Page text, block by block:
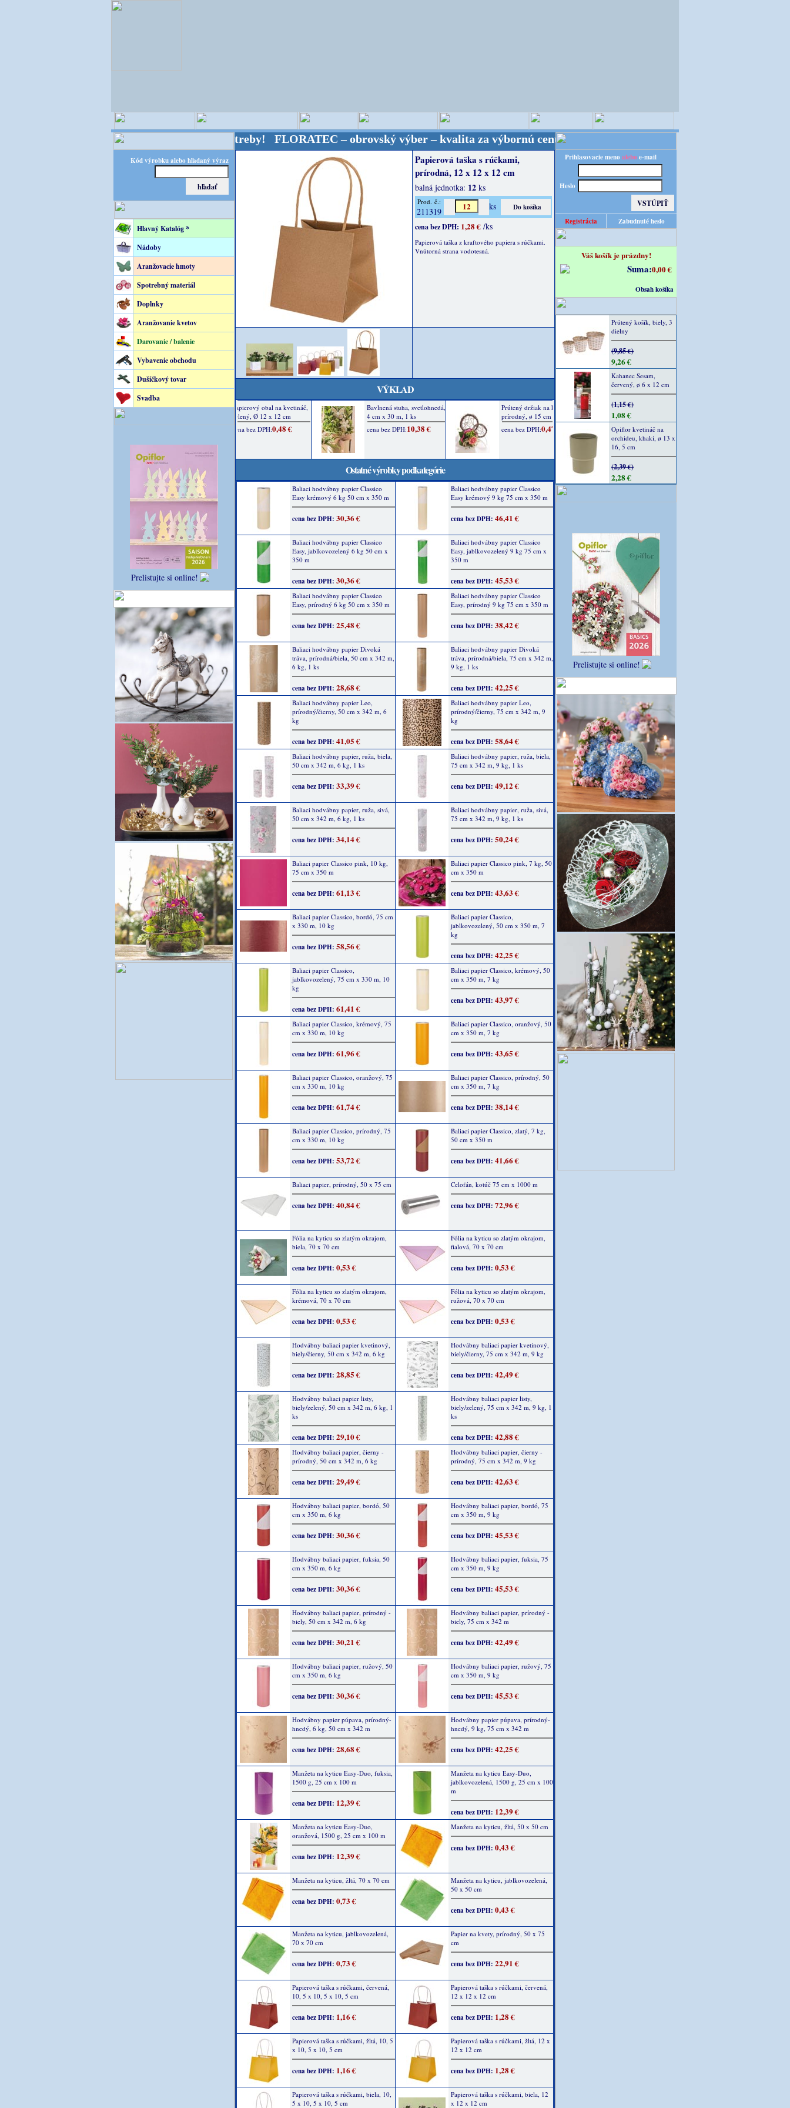
Kód výrobku alebo hľadaný výraz
Hlavný Katalóg *
Nádoby
Aranžovacie hmoty
Spotrebný materiál
Doplnky
Aranžovanie kvetov
Darovanie / balenie
Vybavenie obchodu
Dušičkový tovar
Svadba
Prelistujte si online!
– špecialista na floristické potreby! FLORATEC – obrovský výber – kvalita za výbornú cenu! Budete obslúľení z nášho nemeckého
Papierová taška s rúčkami,
prírodná, 12 x 12 x 12 cm
balná jednotka: 12 ks
Prod. č.:
211319 ks
cena bez DPH: 1,28 € /ks
Papierová taška z kraftového papiera s rúčkami.
Vnútorná strana vodotesná.
VÝKLAD
Ostatné výrobky podkategórie
Baliaci hodvábny papier Classico
Easy krémový 6 kg 50 cm x 350 m
cena bez DPH: 30,36 €
Baliaci hodvábny papier Classico
Easy krémový 9 kg 75 cm x 350 m
cena bez DPH: 46,41 €
Baliaci hodvábny papier Classico
Easy, jablkovozelený 6 kg 50 cm x
350 m
cena bez DPH: 30,36 €
Baliaci hodvábny papier Classico
Easy, jablkovozelený 9 kg 75 cm x
350 m
cena bez DPH: 45,53 €
Baliaci hodvábny papier Classico
Easy, prírodný 6 kg 50 cm x 350 m
cena bez DPH: 25,48 €
Baliaci hodvábny papier Classico
Easy, prírodný 9 kg 75 cm x 350 m
cena bez DPH: 38,42 €
Baliaci hodvábny papier Divoká
tráva, prírodná/biela, 50 cm x 342 m,
6 kg, 1 ks
cena bez DPH: 28,68 €
Baliaci hodvábny papier Divoká
tráva, prírodná/biela, 75 cm x 342 m,
9 kg, 1 ks
cena bez DPH: 42,25 €
Baliaci hodvábny papier Leo,
prírodný/čierny, 50 cm x 342 m, 6
kg
cena bez DPH: 41,05 €
Baliaci hodvábny papier Leo,
prírodný/čierny, 75 cm x 342 m, 9
kg
cena bez DPH: 58,64 €
Baliaci hodvábny papier, ruža, biela,
50 cm x 342 m, 6 kg, 1 ks
cena bez DPH: 33,39 €
Baliaci hodvábny papier, ruža, biela,
75 cm x 342 m, 9 kg, 1 ks
cena bez DPH: 49,12 €
Baliaci hodvábny papier, ruža, sivá,
50 cm x 342 m, 6 kg, 1 ks
cena bez DPH: 34,14 €
Baliaci hodvábny papier, ruža, sivá,
75 cm x 342 m, 9 kg, 1 ks
cena bez DPH: 50,24 €
Baliaci papier Classico pink, 10 kg,
75 cm x 350 m
cena bez DPH: 61,13 €
Baliaci papier Classico pink, 7 kg, 50
cm x 350 m
cena bez DPH: 43,63 €
Baliaci papier Classico, bordó, 75 cm
x 330 m, 10 kg
cena bez DPH: 58,56 €
Baliaci papier Classico,
jablkovozelený, 50 cm x 350 m, 7
kg
cena bez DPH: 42,25 €
Baliaci papier Classico,
jablkovozelený, 75 cm x 330 m, 10
kg
cena bez DPH: 61,41 €
Baliaci papier Classico, krémový, 50
cm x 350 m, 7 kg
cena bez DPH: 43,97 €
Baliaci papier Classico, krémový, 75
cm x 330 m, 10 kg
cena bez DPH: 61,96 €
Baliaci papier Classico, oranžový, 50
cm x 350 m, 7 kg
cena bez DPH: 43,65 €
Baliaci papier Classico, oranžový, 75
cm x 330 m, 10 kg
cena bez DPH: 61,74 €
Baliaci papier Classico, prírodný, 50
cm x 350 m, 7 kg
cena bez DPH: 38,14 €
Baliaci papier Classico, prírodný, 75
cm x 330 m, 10 kg
cena bez DPH: 53,72 €
Baliaci papier Classico, zlatý, 7 kg,
50 cm x 350 m
cena bez DPH: 41,66 €
Baliaci papier, prírodný, 50 x 75 cm
cena bez DPH: 40,84 €
Celofán, kotúč 75 cm x 1000 m
cena bez DPH: 72,96 €
Fólia na kyticu so zlatým okrajom,
biela, 70 x 70 cm
cena bez DPH: 0,53 €
Fólia na kyticu so zlatým okrajom,
fialová, 70 x 70 cm
cena bez DPH: 0,53 €
Fólia na kyticu so zlatým okrajom,
krémová, 70 x 70 cm
cena bez DPH: 0,53 €
Fólia na kyticu so zlatým okrajom,
ružová, 70 x 70 cm
cena bez DPH: 0,53 €
Hodvábny baliaci papier kvetinový,
biely/čierny, 50 cm x 342 m, 6 kg
cena bez DPH: 28,85 €
Hodvábny baliaci papier kvetinový,
biely/čierny, 75 cm x 342 m, 9 kg
cena bez DPH: 42,49 €
Hodvábny baliaci papier listy,
biely/zelený, 50 cm x 342 m, 6 kg, 1
ks
cena bez DPH: 29,10 €
Hodvábny baliaci papier listy,
biely/zelený, 75 cm x 342 m, 9 kg, 1
ks
cena bez DPH: 42,88 €
Hodvábny baliaci papier, čierny -
prírodný, 50 cm x 342 m, 6 kg
cena bez DPH: 29,49 €
Hodvábny baliaci papier, čierny -
prírodný, 75 cm x 342 m, 9 kg
cena bez DPH: 42,63 €
Hodvábny baliaci papier, bordó, 50
cm x 350 m, 6 kg
cena bez DPH: 30,36 €
Hodvábny baliaci papier, bordó, 75
cm x 350 m, 9 kg
cena bez DPH: 45,53 €
Hodvábny baliaci papier, fuksia, 50
cm x 350 m, 6 kg
cena bez DPH: 30,36 €
Hodvábny baliaci papier, fuksia, 75
cm x 350 m, 9 kg
cena bez DPH: 45,53 €
Hodvábny baliaci papier, prírodný -
biely, 50 cm x 342 m, 6 kg
cena bez DPH: 30,21 €
Hodvábny baliaci papier, prírodný -
biely, 75 cm x 342 m
cena bez DPH: 42,49 €
Hodvábny baliaci papier, ružový, 50
cm x 350 m, 6 kg
cena bez DPH: 30,36 €
Hodvábny baliaci papier, ružový, 75
cm x 350 m, 9 kg
cena bez DPH: 45,53 €
Hodvábny papier púpava, prírodný-
hnedý, 6 kg, 50 cm x 342 m
cena bez DPH: 28,68 €
Hodvábny papier púpava, prírodný-
hnedý, 9 kg, 75 cm x 342 m
cena bez DPH: 42,25 €
Manžeta na kyticu Easy-Duo, fuksia,
1500 g, 25 cm x 100 m
cena bez DPH: 12,39 €
Manžeta na kyticu Easy-Duo,
jablkovozelená, 1500 g, 25 cm x 100
m
cena bez DPH: 12,39 €
Manžeta na kyticu Easy-Duo,
oranžová, 1500 g, 25 cm x 100 m
cena bez DPH: 12,39 €
Manžeta na kyticu, žltá, 50 x 50 cm
cena bez DPH: 0,43 €
Manžeta na kyticu, žltá, 70 x 70 cm
cena bez DPH: 0,73 €
Manžeta na kyticu, jablkovozelená,
50 x 50 cm
cena bez DPH: 0,43 €
Manžeta na kyticu, jablkovozelená,
70 x 70 cm
cena bez DPH: 0,73 €
Papier na kvety, prírodný, 50 x 75
cm
cena bez DPH: 22,91 €
Papierová taška s rúčkami, červená,
10, 5 x 10, 5 x 10, 5 cm
cena bez DPH: 1,16 €
Papierová taška s rúčkami, červená,
12 x 12 x 12 cm
cena bez DPH: 1,28 €
Papierová taška s rúčkami, žltá, 10, 5
x 10, 5 x 10, 5 cm
cena bez DPH: 1,16 €
Papierová taška s rúčkami, žltá, 12 x
12 x 12 cm
cena bez DPH: 1,28 €
Papierová taška s rúčkami, biela, 10,
5 x 10, 5 x 10, 5 cm
Papierová taška s rúčkami, biela, 12
x 12 x 12 cm
Prihlasovacie meno alebo e-mail
Heslo
Registrácia Zabudnuté heslo
Váš košík je prázdny!
Suma:0,00 €
Obsah košíka
Prútený košík, biely, 3
dielny
(9,85 €)
9,26 €
Kahanec Sesam,
červený, ø 6 x 12 cm
(1,15 €)
1,08 €
Opiflor kvetináč na
orchideu, khaki, ø 13 x
16, 5 cm
(2,39 €)
2,28 €
Prelistujte si online!